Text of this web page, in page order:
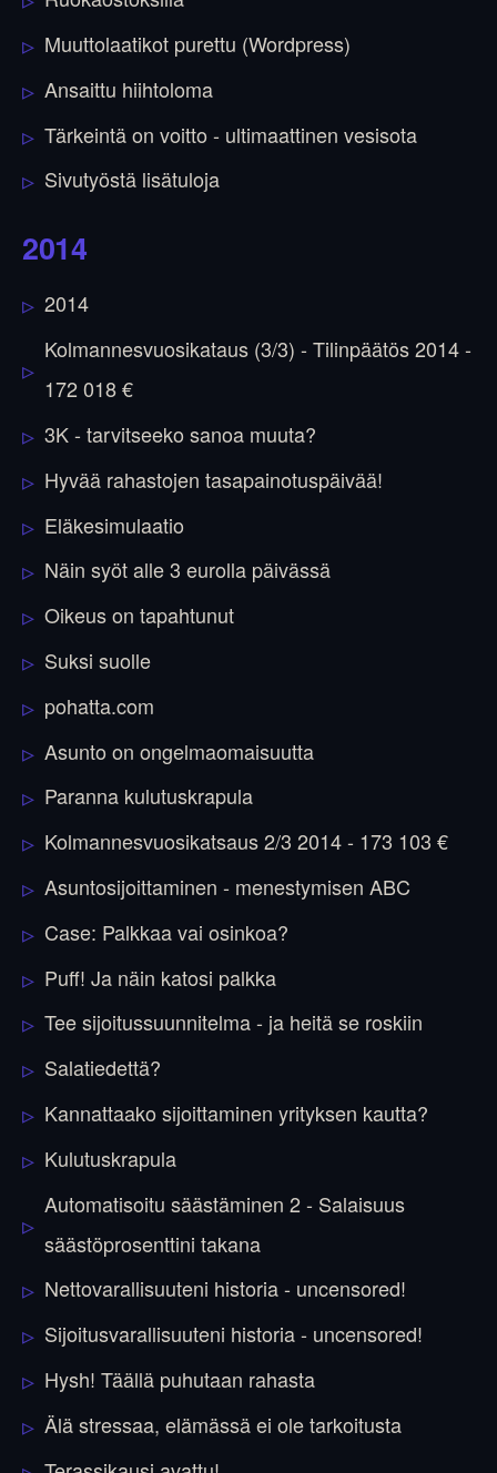
Muuttolaatikot purettu (Wordpress)
Ansaittu hiihtoloma
Tärkeintä on voitto - ultimaattinen vesisota
Sivutyöstä lisätuloja
2014
2014
Kolmannesvuosikataus (3/3) - Tilinpäätös 2014 -
172 018 €
3K - tarvitseeko sanoa muuta?
Hyvää rahastojen tasapainotuspäivää!
Eläkesimulaatio
Näin syöt alle 3 eurolla päivässä
Oikeus on tapahtunut
Suksi suolle
pohatta.com
Asunto on ongelmaomaisuutta
Paranna kulutuskrapula
Kolmannesvuosikatsaus 2/3 2014 - 173 103 €
Asuntosijoittaminen - menestymisen ABC
Case: Palkkaa vai osinkoa?
Puff! Ja näin katosi palkka
Tee sijoitussuunnitelma - ja heitä se roskiin
Salatiedettä?
Kannattaako sijoittaminen yrityksen kautta?
Kulutuskrapula
Automatisoitu säästäminen 2 - Salaisuus
säästöprosenttini takana
Nettovarallisuuteni historia - uncensored!
Sijoitusvarallisuuteni historia - uncensored!
Hysh! Täällä puhutaan rahasta
Älä stressaa, elämässä ei ole tarkoitusta